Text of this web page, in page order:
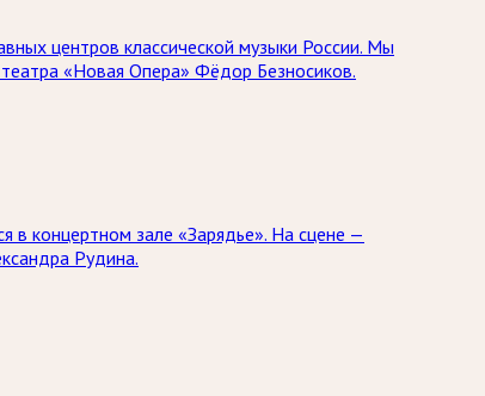
центров классической музыки России. Мы
«Новая Опера» Фёдор Безносиков.
в концертном зале «Зарядье». На сцене —
Рудина.